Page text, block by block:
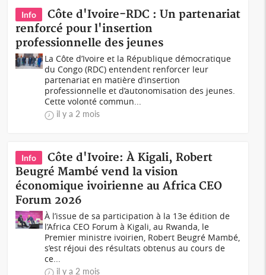
Info
Côte d'Ivoire-RDC : Un partenariat
renforcé pour l'insertion
professionnelle des jeunes
La Côte d’Ivoire et la République démocratique
du Congo (RDC) entendent renforcer leur
partenariat en matière d’insertion
professionnelle et d’autonomisation des jeunes.
Cette volonté commun...
il y a 2 mois
Info
Côte d'Ivoire: À Kigali, Robert
Beugré Mambé vend la vision
économique ivoirienne au Africa CEO
Forum 2026
À l’issue de sa participation à la 13e édition de
l’Africa CEO Forum à Kigali, au Rwanda, le
Premier ministre ivoirien, Robert Beugré Mambé,
s’est réjoui des résultats obtenus au cours de
ce...
il y a 2 mois